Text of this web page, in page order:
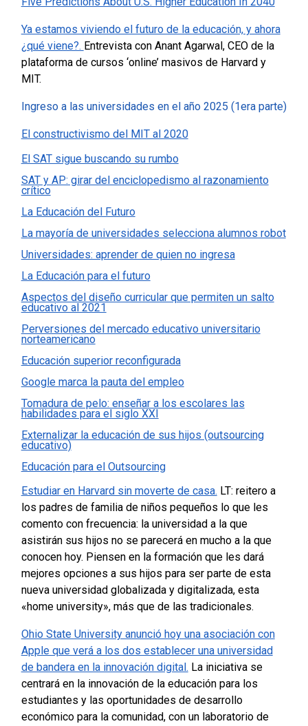
Ya estamos viviendo el futuro de la educación, y ahora
¿qué viene?. Entrevista con Anant Agarwal, CEO de la
plataforma de cursos ‘online’ masivos de Harvard y
MIT.
Ingreso a las universidades en el año 2025 (1era parte)
El constructivismo del MIT al 2020
El SAT sigue buscando su rumbo
SAT y AP: girar del enciclopedismo al razonamiento
crítico
La Educación del Futuro
La mayoría de universidades selecciona alumnos robot
Universidades: aprender de quien no ingresa
La Educación para el futuro
Aspectos del diseño curricular que permiten un salto
educativo al 2021
Perversiones del mercado educativo universitario
norteamericano
Educación superior reconfigurada
Google marca la pauta del empleo
Tomadura de pelo: enseñar a los escolares las
habilidades para el siglo XXI
Externalizar la educación de sus hijos (outsourcing
educativo)
Educación para el Outsourcing
Estudiar en Harvard sin moverte de casa. LT: reitero a
los padres de familia de niños pequeños lo que les
comento con frecuencia: la universidad a la que
asistirán sus hijos no se parecerá en mucho a la que
conocen hoy. Piensen en la formación que les dará
mejores opciones a sus hijos para ser parte de esta
nueva universidad globalizada y digitalizada, esta
«home university», más que de las tradicionales.
Ohio State University anunció hoy una asociación con
Apple que verá a los dos establecer una universidad
de bandera en la innovación digital. La iniciativa se
centrará en la innovación de la educación para los
estudiantes y las oportunidades de desarrollo
económico para la comunidad, con un laboratorio de